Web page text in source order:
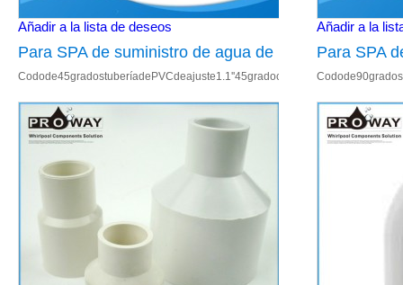
Añadir a la lista de deseos
Para SPA de suministro de agua de
alta calidad 45 Degree codo PVC
Pipe Fitting
Codode45gradostuberíadePVCdeajuste1.1''45gradocodo,1-
1/2''45gradocodo;2''45gradocodo2.AccesoriodePVC Detallesdelcuadro: 1.Use
Añadir a la
Para SPA
Irresistible
Pipe Fitting
1/